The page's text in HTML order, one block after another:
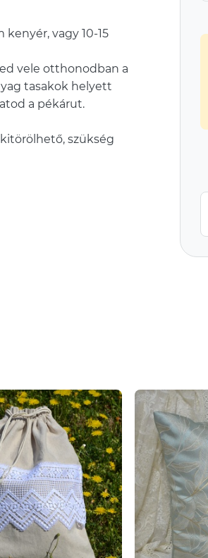
vagy 10-15
vele otthonodban a
tasakok helyett
a pékárut.
szükség